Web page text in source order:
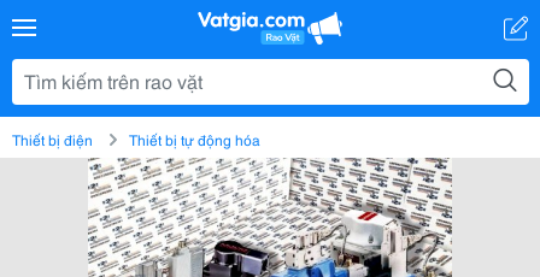
Thiết bị điện Thiết bị tự động hóa